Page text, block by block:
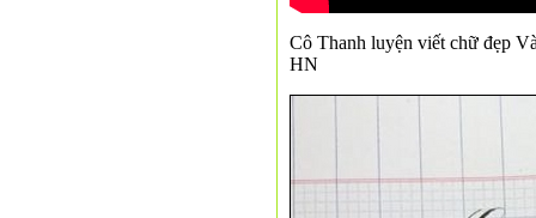
Cô Thanh luyện viết chữ đẹp
HN